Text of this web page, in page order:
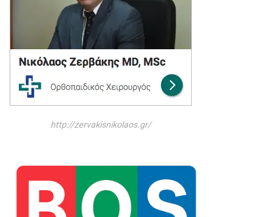
http://zervakisnikolaos.gr/